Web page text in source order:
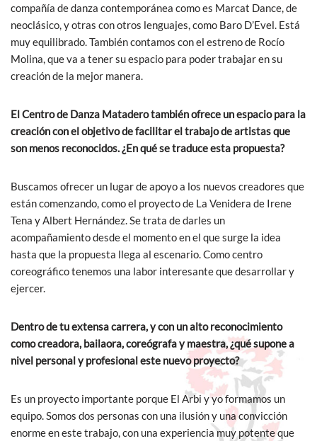
compañía de danza contemporánea como es Marcat Dance, de
neoclásico, y otras con otros lenguajes, como Baro D’Evel. Está
muy equilibrado. También contamos con el estreno de Rocío
Molina, que va a tener su espacio para poder trabajar en su
creación de la mejor manera.
El Centro de Danza Matadero también ofrece un espacio para la
creación con el objetivo de facilitar el trabajo de artistas que
son menos reconocidos. ¿En qué se traduce esta propuesta?
Buscamos ofrecer un lugar de apoyo a los nuevos creadores que
están comenzando, como el proyecto de La Venidera de Irene
Tena y Albert Hernández. Se trata de darles un
acompañamiento desde el momento en el que surge la idea
hasta que la propuesta llega al escenario. Como centro
coreográfico tenemos una labor interesante que desarrollar y
ejercer.
Dentro de tu extensa carrera, y con un alto reconocimiento
como creadora, bailaora, coreógrafa y maestra, ¿qué supone a
nivel personal y profesional este nuevo proyecto?
Es un proyecto importante porque El Arbi y yo formamos un
equipo. Somos dos personas con una ilusión y una convicción
enorme en este trabajo, con una experiencia muy potente que